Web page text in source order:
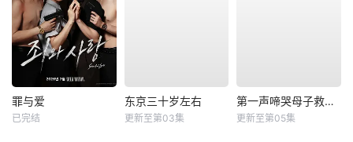
罪与爱
已完结
东京三十岁左右
更新至第03集
第一声啼哭母子救命急救班
更新至第05集